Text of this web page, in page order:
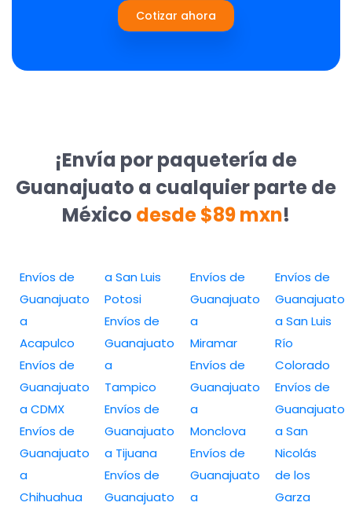
Cotizar ahora
¡Envía por paquetería de
Guanajuato a cualquier parte de
México desde $89 mxn!
Envíos de
Guanajuato
a
Acapulco
Envíos de
Guanajuato
a CDMX
Envíos de
Guanajuato
a
Chihuahua
a San Luis
Potosi
Envíos de
Guanajuato
a
Tampico
Envíos de
Guanajuato
a Tijuana
Envíos de
Guanajuato
Envíos de
Guanajuato
a
Miramar
Envíos de
Guanajuato
a
Monclova
Envíos de
Guanajuato
a
Envíos de
Guanajuato
a San Luis
Río
Colorado
Envíos de
Guanajuato
a San
Nicolás
de los
Garza